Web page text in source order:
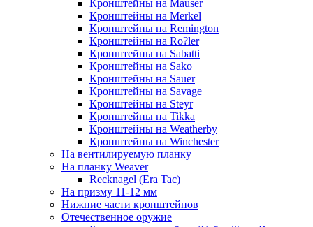
Кронштейны на Mauser
Кронштейны на Merkel
Кронштейны на Remington
Кронштейны на Ro?ler
Кронштейны на Sabatti
Кронштейны на Sako
Кронштейны на Sauer
Кронштейны на Savage
Кронштейны на Steyr
Кронштейны на Tikka
Кронштейны на Weatherby
Кронштейны на Winchester
На вентилируемую планку
На планку Weaver
Recknagel (Era Tac)
На призму 11-12 мм
Нижние части кронштейнов
Отечественное оружие